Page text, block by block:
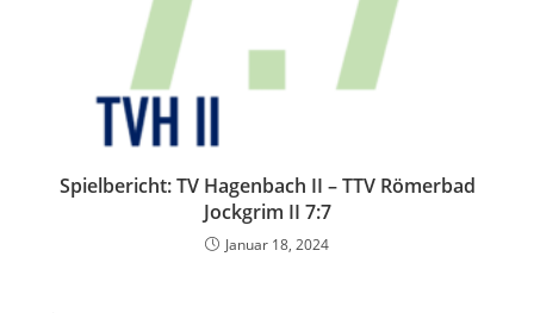
Spielbericht: TV Hagenbach II – TTV Römerbad
Jockgrim II 7:7
Januar 18, 2024